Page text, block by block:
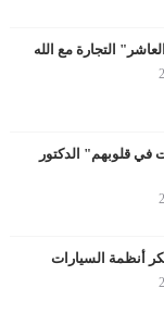
التجارة مع الله
في قلوبهم" الدكتور
أنظمة السيارات